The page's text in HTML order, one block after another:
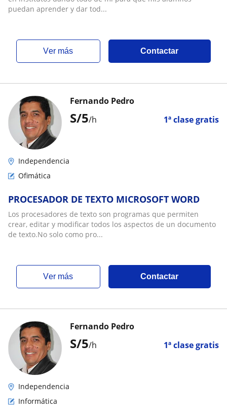
puedan aprender y dar tod...
ver más Contactar
S/5/h 1ª clase gratis
Fernando Pedro
Independencia
Ofimática
PROCESADOR DE TEXTO MICROSOFT WORD
Los procesadores de texto son programas que permiten
crear, editar y modificar todos los aspectos de un documento
de texto.No solo como pro...
ver más Contactar
S/5/h 1ª clase gratis
Fernando Pedro
Independencia
Informática